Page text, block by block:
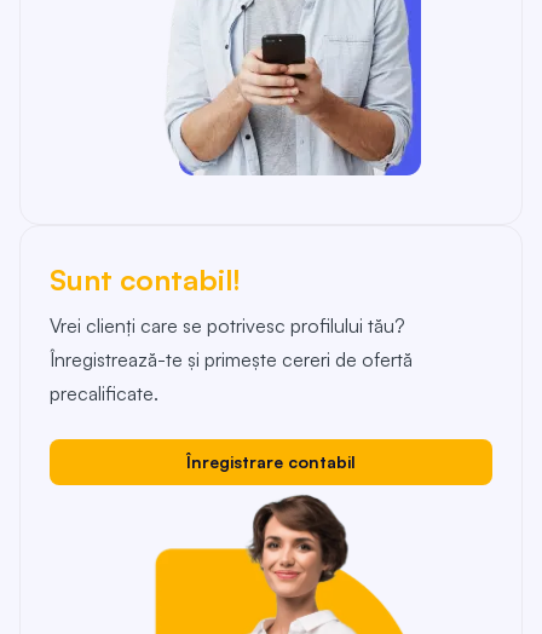
Sunt contabil!
Vrei clienți care se potrivesc profilului tău?
Înregistrează-te și primește cereri de ofertă
precalificate.
Înregistrare contabil